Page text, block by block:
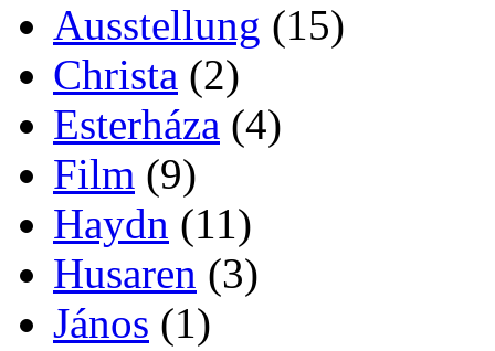
Ausstellung (15)
Christa (2)
Esterháza (4)
Film (9)
Haydn (11)
Husaren (3)
János (1)